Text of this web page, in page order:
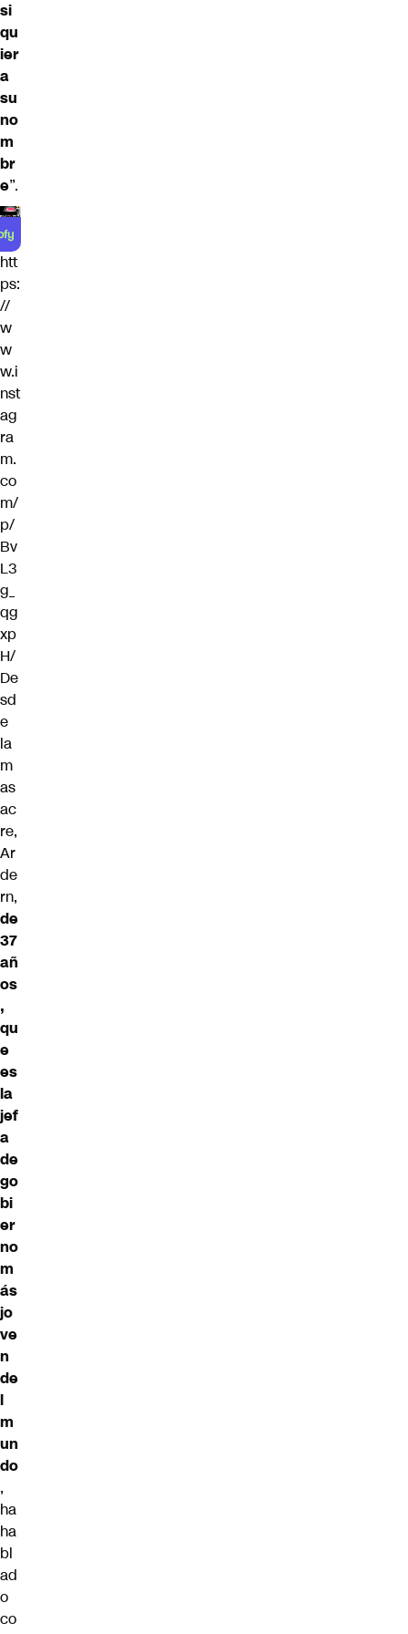
si
qu
ier
a
su
no
m
br
e”.
htt
ps:
//
w
w
w.i
nst
ag
ra
m.
co
m/
p/
Bv
L3
g_
qg
xp
H/
De
sd
e
la
m
as
ac
re,
Ar
de
rn,
de
37
añ
os
,
qu
e
es
la
jef
a
de
go
bi
er
no
m
ás
jo
ve
n
de
l
m
un
do
,
ha
ha
bl
ad
o
co